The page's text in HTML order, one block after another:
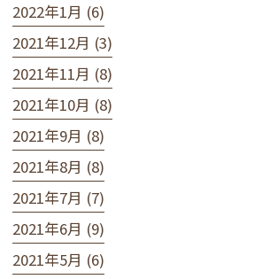
2022年1月 (6)
2021年12月 (3)
2021年11月 (8)
2021年10月 (8)
2021年9月 (8)
2021年8月 (8)
2021年7月 (7)
2021年6月 (9)
2021年5月 (6)